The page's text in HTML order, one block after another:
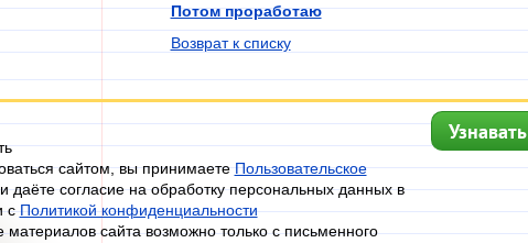
Потом проработаю
Возврат к списку
сайтом, вы принимаетеПользовательское
даёте согласие на обработку персональных данных в
сПолитикой конфиденциальности
материалов сайта возможно только с письменного